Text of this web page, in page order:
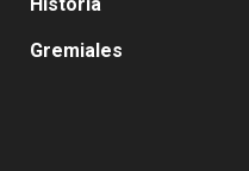
Historia
Gremiales